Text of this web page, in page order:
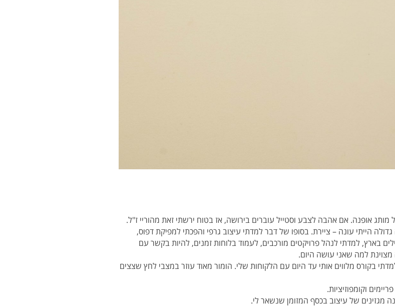
הייתי עונה – ציירת. בסופו של דבר למדתי עיצוב גרפי והפכתי למפיקת דפוס,
בארץ, למדתי לנהל פרויקטים מורכבים, לעמוד בלוחות זמנים, להיות בקשר עם
למה שאני עושה היום.
בקורס מלווים אותי עד היום עם הלקוחות שלי. הומור מאוד עוזר במצבי לחץ שצצים